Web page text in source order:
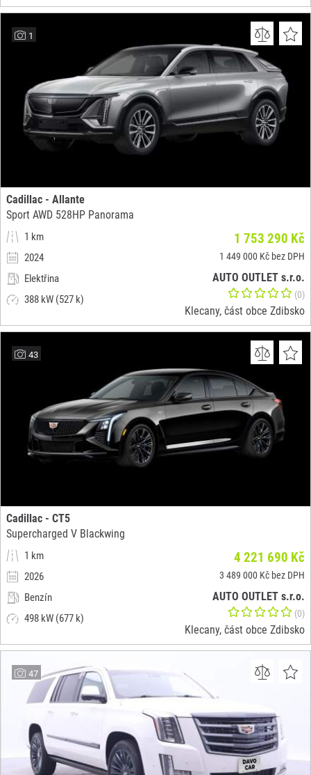
1
Cadillac - Allante
Sport AWD 528HP Panorama
1 km
2024
Elektřina
388 kW (527 k)
1 753 290 Kč
1 449 000 Kč bez DPH
AUTO OUTLET s.r.o.
(0)
Klecany, část obce Zdibsko
43
Cadillac - CT5
Supercharged V Blackwing
1 km
2026
Benzín
498 kW (677 k)
4 221 690 Kč
3 489 000 Kč bez DPH
AUTO OUTLET s.r.o.
(0)
Klecany, část obce Zdibsko
47